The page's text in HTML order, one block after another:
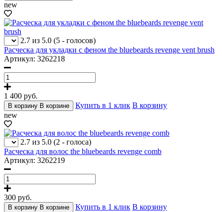
new
2.7 из 5.0 (5 - голосов)
Расческа для укладки с феном the bluebeards revenge vent brush
Артикул: 3262218
1 400 руб.
В корзину В корзине Купить в 1 клик В корзину
new
2.7 из 5.0 (2 - голоса)
Расческа для волос the bluebeards revenge comb
Артикул: 3262219
300 руб.
В корзину В корзине Купить в 1 клик В корзину